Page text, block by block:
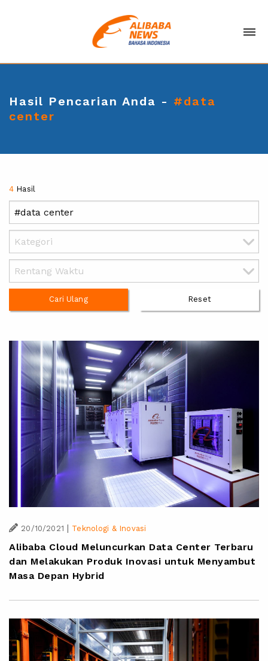
Hasil Pencarian Anda - #data
center
4 Hasil
Cari Ulang Reset
20/10/2021 | Teknologi & Inovasi
Alibaba Cloud Meluncurkan Data Center Terbaru
dan Melakukan Produk Inovasi untuk Menyambut
Masa Depan Hybrid